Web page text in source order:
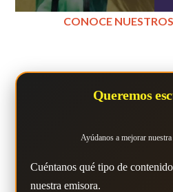
CONOCE
Queremos
Ayúdanos a mejorar
Cuéntanos qué tipo de
nuestra emisora.